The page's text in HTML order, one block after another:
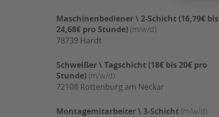
Maschinenbediener \ 2-Schicht (16,79€ bis
24,68€ pro Stunde)(m/w/d)
78739 Hardt
Schweißer \ Tagschicht (18€ bis 20€ pro
Stunde)(m/w/d)
72108 Rottenburg am Neckar
Montagemitarbeiter \ 3-Schicht (m/w/d)